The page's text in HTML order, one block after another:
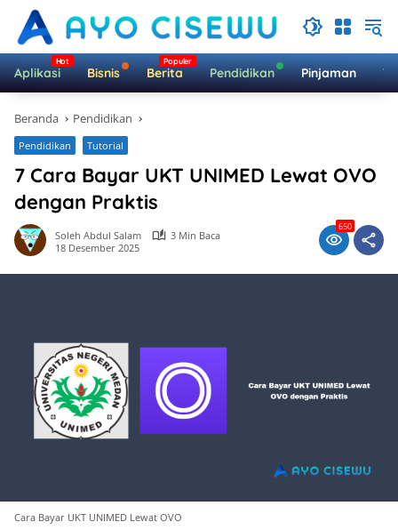
Langsung
konten
Aplikasi Bisnis Berita Pendidikan Pinjaman
Beranda Pendidikan
Pendidikan Tutorial
7 Cara Bayar UKT UNIMED Lewat OVO
dengan Praktis
Soleh Abdul Salam
3 Min Baca
18 Desember 2025
650
Cara Bayar UKT UNIMED Lewat OVO